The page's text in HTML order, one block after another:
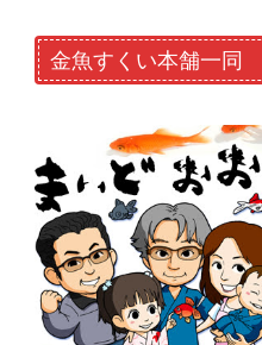
金魚すくい本舗一同